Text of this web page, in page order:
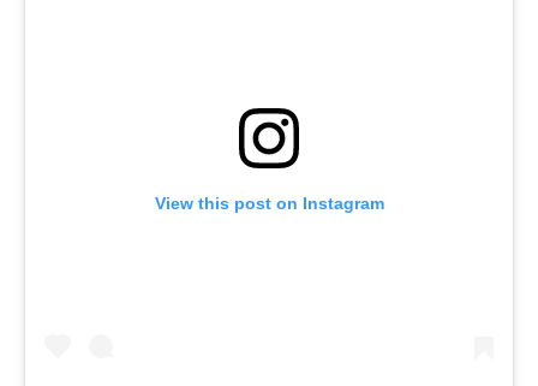
View this post on Instagram